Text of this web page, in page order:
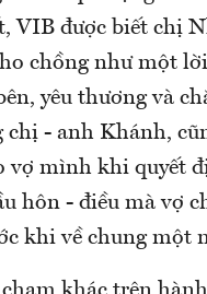
VIB được biết chị
chồng như một
yêu thương và
chị - anh Khánh,
vợ mình khi quyết
hôn - điều mà vợ
khi về chung một